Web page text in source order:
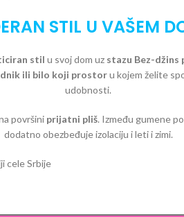
STIL U VAŠEM
stil u svoj dom uz stazu Bez-džins
ili bilo koji prostoru kojem želite
udobnosti.
površini prijatni pliš. Između gumene
dodatno obezbeđuje izolaciju i leti i zimi.
cele Srbije